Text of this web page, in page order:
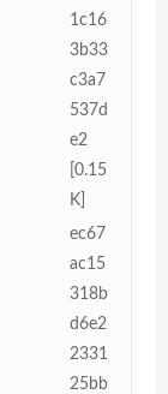
1c16
3b33
c3a7
537d
e2
[0.15
K]
ec67
ac15
318b
d6e2
2331
25bb